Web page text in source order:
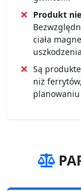
Produkt
ciała
Są
niż
planowaniu